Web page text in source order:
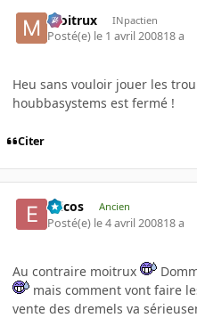
moitrux INpactien
Posté(e) le 1 avril 200818 a
Heu sans vouloir jouer les
houbbasystems est fermé !
Citer
Ericos Ancien
Posté(e) le 4 avril 200818 a
Au contraire moitrux
mais comment vont faire
vente des dremels va